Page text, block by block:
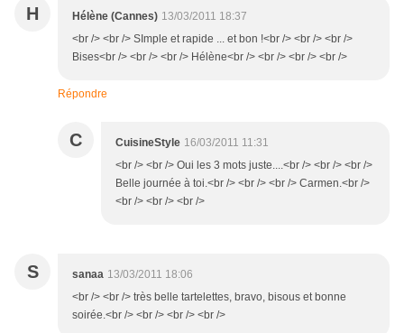
H Hélène (Cannes) 13/03/2011 18:37
<br /> <br /> SImple et rapide ... et bon !<br /> <br /> <br />
Bises<br /> <br /> <br /> Hélène<br /> <br /> <br /> <br />
Répondre
C CuisineStyle 16/03/2011 11:31
<br /> <br /> Oui les 3 mots juste....<br /> <br /> <br />
Belle journée à toi.<br /> <br /> <br /> Carmen.<br />
<br /> <br /> <br />
S sanaa 13/03/2011 18:06
<br /> <br /> très belle tartelettes, bravo, bisous et bonne
soirée.<br /> <br /> <br /> <br />